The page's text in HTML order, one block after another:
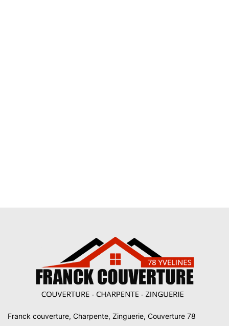
Franck couverture, Charpente, Zinguerie, Couverture 78